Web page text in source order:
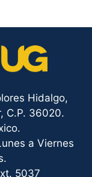
Hidalgo,
C.P. 36020.
a Viernes
5037